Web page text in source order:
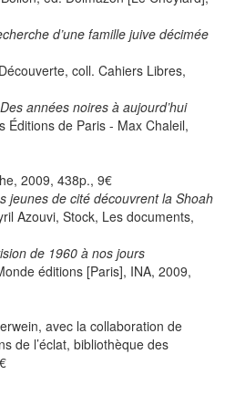
d’une famille juive décimée
coll. Cahiers Libres,
années noires à aujourd’hui
Éditions de Paris - Max Chaleil,
2009, 438p., 9€
jeunes de cité découvrent la Shoah
Azouvi, Stock, Les documents,
de 1960 à nos jours
éditions [Paris], INA, 2009,
avec la collaboration de
de l’éclat, bibliothèque des